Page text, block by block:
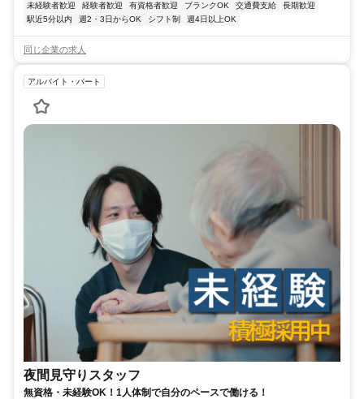
未経験者歓迎
経験者歓迎 有資格者歓迎 ブランクOK 交通費支給
長期歓迎
駅近5分以内
週2・3日からOK シフト制 週4日以上OK
同じ企業の求人
アルバイト・パート
夜間見守りスタッフ
無資格・未経験OK！1人体制で自分のペースで働ける！